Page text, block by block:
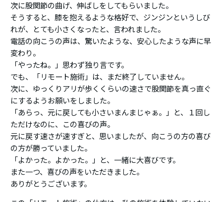
次に股関節の曲げ、伸ばしをしてもらいました。
そうすると、膝を抱えるような格好で、ジンジンというしび
れが、とても小さくなったと、言われました。
電話の向こうの声は、驚いたような、安心したような声に早
変わり。
「やったね。」思わず独り言です。
でも、「リモート施術」は、まだ終了していません。
次に、ゆっくりアリが歩くくらいの速さで股関節を真っ直ぐ
にするようお願いをしました。
「あらっ、元に戻しても小さいまんまじゃぁ。」と、１回し
ただけなのに、この喜びの声。
元に戻す速さが速すぎと、思いましたが、向こうの方の喜び
の方が勝っていました。
「よかった。よかった。」と、一緒に大喜びです。
また一つ、喜びの声をいただきました。
ありがとうございます。